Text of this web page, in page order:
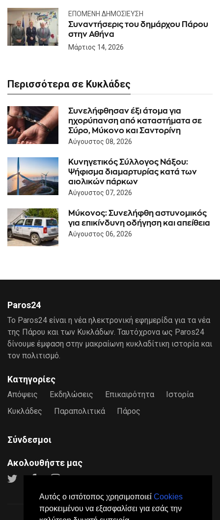
Αυτός ο ιστότοπος χρησιμοποιεί Cookies
προκειμένου να εξασφαλίσει για εσάς την
ΕΠΌΜΕΝΗ ΔΗΜΟΣΊΕΥΣΗ
Συναντήσερις του δημάρχου Πάρου
στην Αθήνα
Μάρτιος 14, 2026
Περισσότερα σε Κυκλάδες
Συνελήφθησαν έξι άτομα για
ηχορύπανση από καταστήματα σε
Σύρο, Μύκονο και Σαντορίνη
Αύγουστος 08, 2026
Κυνηγετικός Σύλλογος Νάξου:
Ψήφισμα διαμαρτυρίας κατά των
αιολικών πάρκων
Αύγουστος 07, 2026
Μύκονος: Συνελήφθη αστυνομικός
για επικίνδυνη οδήγηση και απείθεια
Αύγουστος 06, 2026
Paros24
Το Paros24 είναι η νέα ηλεκτρονική εφημερίδα για τα νέα
της Πάρου και των Κυκλάδων. Ταυτόχρονα ως Paros24
δίνουμε έμφαση στην μακραίωνη κυκλαδίτικη ιστορία και
τον πολιτισμό.
Κατηγορίες
Απόψεις Εκδηλώσεις Επικαιρότητα
Ιστορία
Κυκλάδες
Παραπολιτικά Πάρος
Σύνδεσμοι
Ακολουθήστε μας